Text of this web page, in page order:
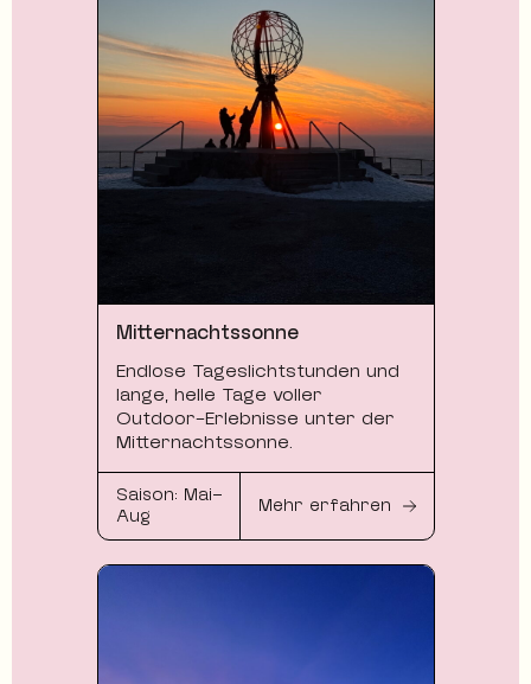
Mitternachtssonne
Endlose Tageslichtstunden und
lange, helle Tage voller
Outdoor-Erlebnisse unter der
Mitternachtssonne.
Saison: Mai–
Aug
Mehr erfahren